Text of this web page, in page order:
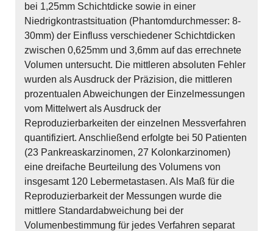
bei 1,25mm Schichtdicke sowie in einer
Niedrigkontrastsituation (Phantomdurchmesser: 8-
30mm) der Einfluss verschiedener Schichtdicken
zwischen 0,625mm und 3,6mm auf das errechnete
Volumen untersucht. Die mittleren absoluten Fehler
wurden als Ausdruck der Präzision, die mittleren
prozentualen Abweichungen der Einzelmessungen
vom Mittelwert als Ausdruck der
Reproduzierbarkeiten der einzelnen Messverfahren
quantifiziert. Anschließend erfolgte bei 50 Patienten
(23 Pankreaskarzinomen, 27 Kolonkarzinomen)
eine dreifache Beurteilung des Volumens von
insgesamt 120 Lebermetastasen. Als Maß für die
Reproduzierbarkeit der Messungen wurde die
mittlere Standardabweichung bei der
Volumenbestimmung für jedes Verfahren separat